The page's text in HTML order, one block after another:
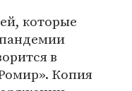
которые
пандемии
в
Копия